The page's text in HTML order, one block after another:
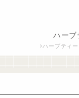
ハーブ
ハーブティ